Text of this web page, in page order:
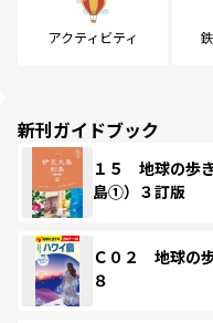
アクティビティ
新刊ガイドブック
１５ 地球の歩
島①）３訂版
Ｃ０２ 地球の
８